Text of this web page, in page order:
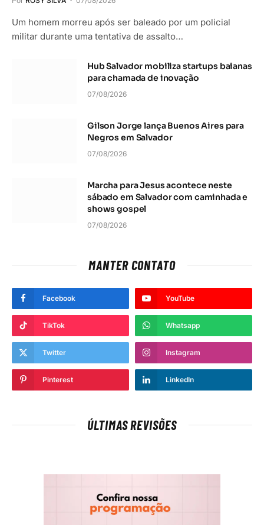
Um homem morreu após ser baleado por um policial
militar durante uma tentativa de assalto…
Hub Salvador mobiliza startups baianas
para chamada de inovação
07/08/2026
Gilson Jorge lança Buenos Aires para
Negros em Salvador
07/08/2026
Marcha para Jesus acontece neste
sábado em Salvador com caminhada e
shows gospel
07/08/2026
MANTER CONTATO
Facebook YouTube
TikTok Whatsapp
Twitter Instagram
Pinterest LinkedIn
ÚLTIMAS REVISÕES